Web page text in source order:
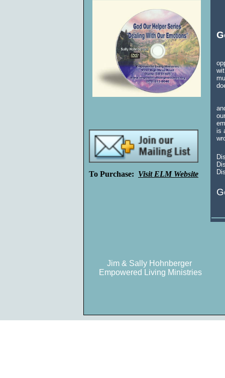
To Purchase: Visit ELM Website
is
Jim & Sally Hohnberger
Empowered Living Ministries